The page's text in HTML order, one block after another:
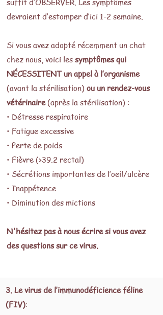
devraient d’estomper d’ici 1-2 semaine.
Si vous avez adopté récemment un chat
chez nous, voici les symptômes qui
NÉCESSITENT un appel à l’organisme
(avant la stérilisation) ou un rendez-vous
vétérinaire(après la stérilisation) :
• Détresse respiratoire
• Fatigue excessive
• Perte de poids
• Fièvre (>39.2 rectal)
• Sécrétions importantes de l’oeil/ulcère
• Inappétence
• Diminution des mictions
N'hésitez pas à nous écrire si vous avez
des questions sur ce virus.
3. Le virus de l’immunodéficience féline
(FIV):